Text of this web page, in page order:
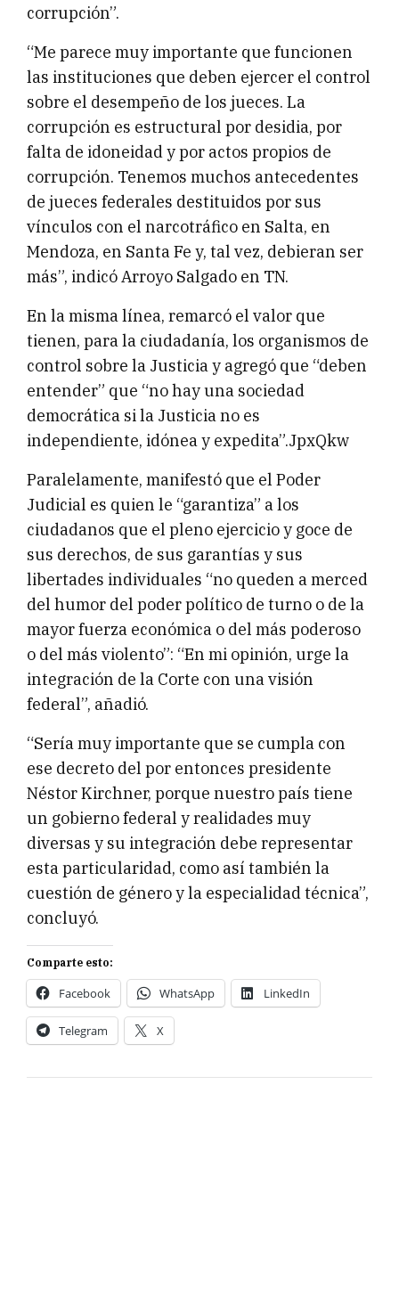
corrupción”.
“Me parece muy importante que funcionen
las instituciones que deben ejercer el control
sobre el desempeño de los jueces. La
corrupción es estructural por desidia, por
falta de idoneidad y por actos propios de
corrupción. Tenemos muchos antecedentes
de jueces federales destituidos por sus
vínculos con el narcotráfico en Salta, en
Mendoza, en Santa Fe y, tal vez, debieran ser
más”, indicó Arroyo Salgado en TN.
En la misma línea, remarcó el valor que
tienen, para la ciudadanía, los organismos de
control sobre la Justicia y agregó que “deben
entender” que “no hay una sociedad
democrática si la Justicia no es
independiente, idónea y expedita”.JpxQkw
Paralelamente, manifestó que el Poder
Judicial es quien le “garantiza” a los
ciudadanos que el pleno ejercicio y goce de
sus derechos, de sus garantías y sus
libertades individuales “no queden a merced
del humor del poder político de turno o de la
mayor fuerza económica o del más poderoso
o del más violento”: “En mi opinión, urge la
integración de la Corte con una visión
federal”, añadió.
“Sería muy importante que se cumpla con
ese decreto del por entonces presidente
Néstor Kirchner, porque nuestro país tiene
un gobierno federal y realidades muy
diversas y su integración debe representar
esta particularidad, como así también la
cuestión de género y la especialidad técnica”,
concluyó.
Comparte esto:
Facebook WhatsApp LinkedIn
Telegram X